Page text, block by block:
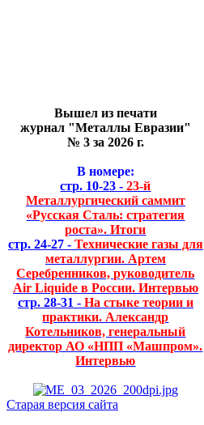
Вышел из печати
журнал "Металлы Евразии"
№ 3 за 2026 г.
В номере:
стр. 10-23 - 23-й
Металлургический саммит
«Русская Сталь: стратегия
роста». Итоги
стр. 24-27 - Технические газы для
металлургии. Артем
Серебренников, руководитель
Air Liquide в России. Интервью
стр. 28-31 - На стыке теории и
практики. Александр
Котельников, генеральный
директор АО «НПП «Машпром».
Интервью
Старая версия сайта